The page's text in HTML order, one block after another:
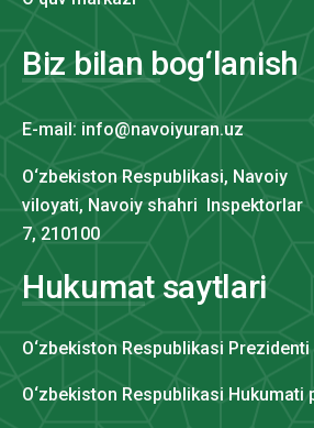
Biz bilan bog‘lanish
E-mail: info@navoiyuran.uz
O‘zbekiston Respublikasi, Navoiy
viloyati, Navoiy shahri Inspektorlar
7, 210100
Hukumat saytlari
O‘zbekiston Respublikasi Prezidenti
O‘zbekiston Respublikasi Hukumati